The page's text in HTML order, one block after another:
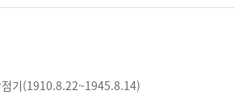
점기(1910.8.22~1945.8.14)